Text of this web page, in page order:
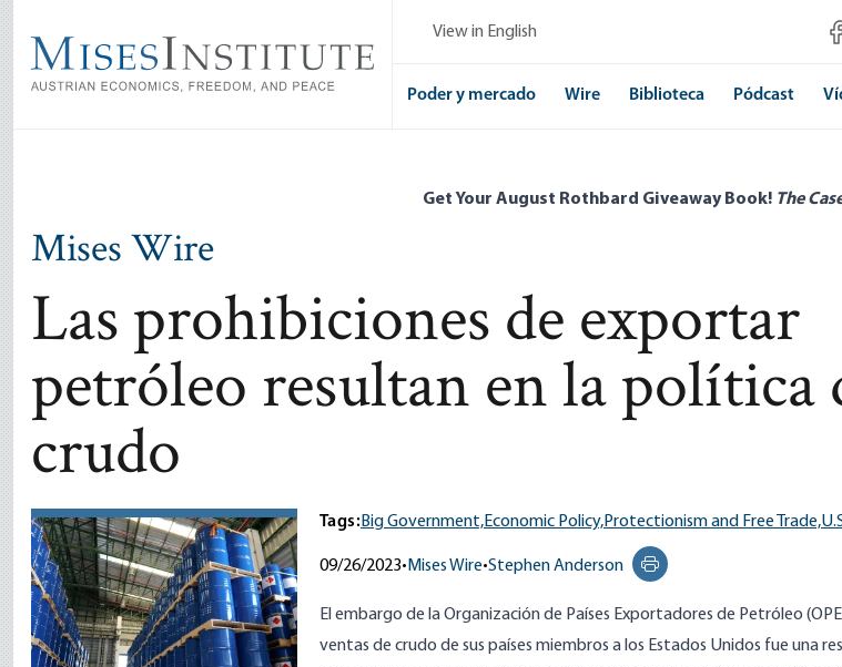
main
content
View in English
Poder y mercado Wire Biblioteca Pódcast
Get Your August Rothbard Giveaway Book! The
Mises Wire
Las prohibiciones de exportar
petróleo resultan en la política
crudo
Tags:Big Government,Economic Policy,Protectionism and Free Trade,
09/26/2023• Mises Wire•Stephen Anderson
Print this page
El embargo de la Organización de Países Exportadores de Petróleo
ventas de crudo de sus países miembros a los Estados Unidos fue una